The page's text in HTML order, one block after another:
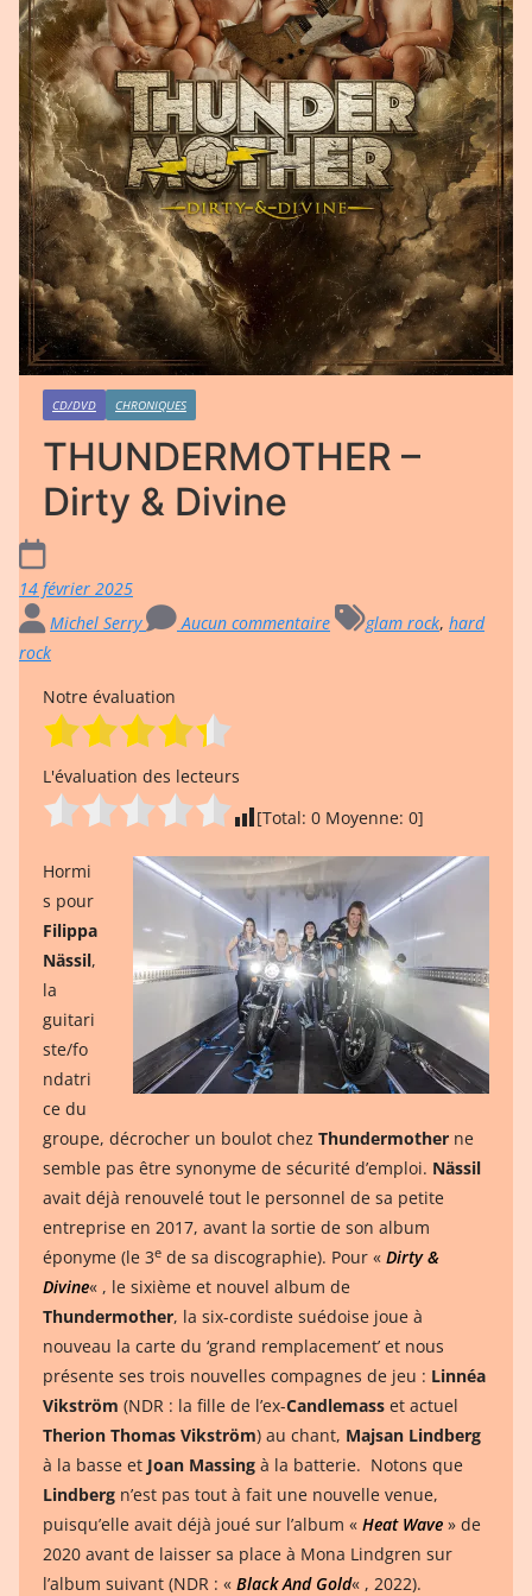
CD/DVD CHRONIQUES
THUNDERMOTHER –
Dirty & Divine
14 février 2025
Michel Serry
Aucun commentaire glam rock, hard
rock
Notre évaluation
L'évaluation des lecteurs
[Total: 0 Moyenne: 0]
Hormi
s pour
Filippa
Nässil,
la
guitari
ste/fo
ndatri
ce du
groupe, décrocher un boulot chez Thundermother ne
semble pas être synonyme de sécurité d’emploi. Nässil
avait déjà renouvelé tout le personnel de sa petite
entreprise en 2017, avant la sortie de son album
éponyme (le 3e de sa discographie). Pour « Dirty &
Divine« , le sixième et nouvel album de
Thundermother, la six-cordiste suédoise joue à
nouveau la carte du ‘grand remplacement’ et nous
présente ses trois nouvelles compagnes de jeu : Linnéa
Vikström (NDR : la fille de l’ex-Candlemass et actuel
Therion Thomas Vikström) au chant, Majsan Lindberg
à la basse et Joan Massing à la batterie. Notons que
Lindberg n’est pas tout à fait une nouvelle venue,
puisqu’elle avait déjà joué sur l’album « Heat Wave » de
2020 avant de laisser sa place à Mona Lindgren sur
l’album suivant (NDR : « Black And Gold« , 2022).